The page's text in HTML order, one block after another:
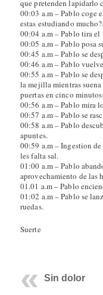
que pretenden lapidarlo
00:03 a.m – Pablo coge
estas estudiando
00:04 a.m – Pablo tira
00:05 a.m – Pablo posa
00:45 a.m – Pablo se
00:46 a.m – Pablo
00:55 a.m – Pablo se
la mejilla mientras
puertas en cinco
00:56 a.m – Pablo mira
00:57 a.m – Pablo se
00:58 a.m – Pablo
apuntes.
00:59 a.m – Ingestion
les falta sal.
01:00 a.m – Pablo
aprovechamiento de las
01.01 a.m – Pablo
01:02 a.m – Pablo se
ruedas.
Suerte
Sin dolor